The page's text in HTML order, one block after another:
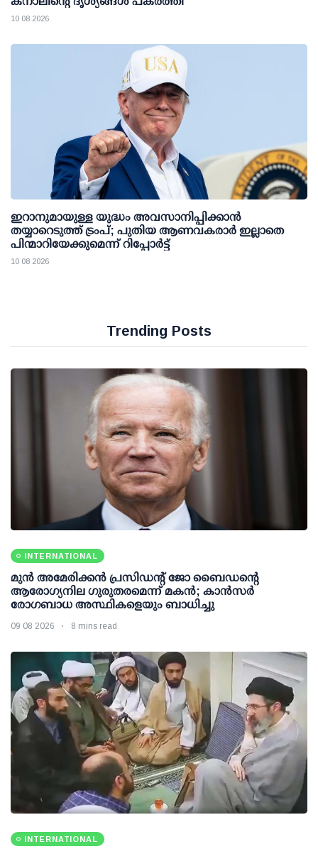
10 08 2026
ഇറാനുമായുള്ള യുദ്ധം അവസാനിപ്പിക്കാൻ
തയ്യാറെടുത്ത് ട്രംപ്; പുതിയ ആണവകരാർ ഇല്ലാതെ
പിന്മാറിയേക്കുമെന്ന് റിപ്പോർട്ട്
10 08 2026
Trending Posts
INTERNATIONAL
മുന്‍ അമേരിക്കന്‍ പ്രസിഡന്റ് ജോ ബൈഡന്റെ
ആരോഗ്യനില ഗുരുതരമെന്ന് മകന്‍; കാന്‍സര്‍
രോഗബാധ അസ്ഥികളെയും ബാധിച്ചു
09 08 2026 8 mins read
INTERNATIONAL